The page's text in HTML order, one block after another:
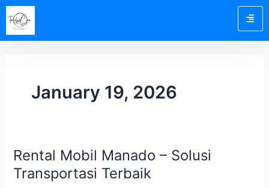
Skip
to
content
January 19, 2026
Rental Mobil Manado – Solusi
Transportasi Terbaik
Rental
Mobil
Manado